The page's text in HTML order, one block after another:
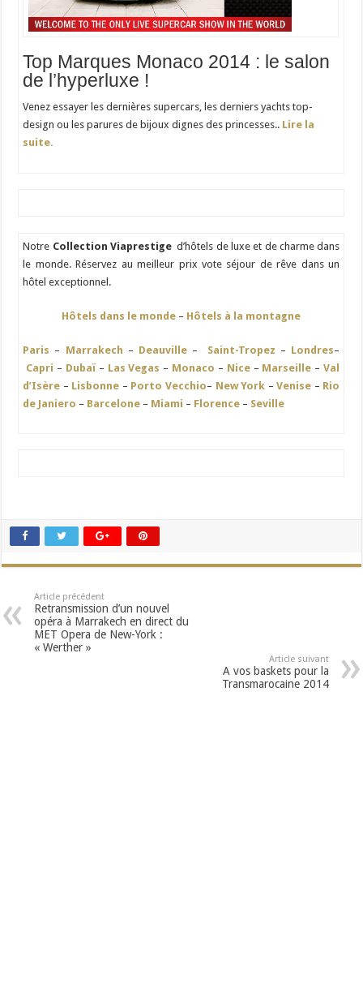
Top Marques Monaco 2014 : le salon
de l’hyperluxe !
Venez essayer les dernières supercars, les derniers yachts top-
design ou les parures de bijoux dignes des princesses.. Lire la
suite.
Notre Collection Viaprestiged’hôtels de luxe et de charme dans
le monde. Réservez au meilleur prix vote séjour de rêve dans un
hôtel exceptionnel.
Hôtels dans le monde – Hôtels à la montagne
Paris – Marrakech – Deauville– Saint-Tropez – Londres–
Capri – Dubaï– Las Vegas – Monaco – Nice– Marseille –Val
d’Isère – Lisbonne – Porto Vecchio– New York –Venise – Rio
de Janiero – Barcelone – Miami – Florence – Seville
Article précédent
Retransmission d’un nouvel
opéra à Marrakech en direct du
MET Opera de New-York :
« Werther »
Article suivant
A vos baskets pour la
Transmarocaine 2014